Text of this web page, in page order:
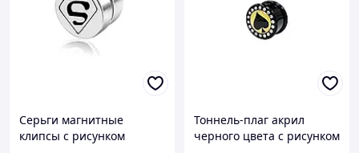
Серьги магнитные
клипсы с рисунком
Тоннель-плаг акрил
черного цвета с рисунком